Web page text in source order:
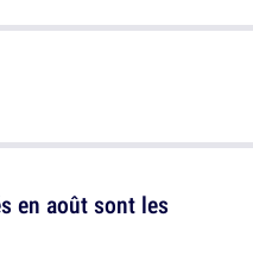
en août sont les